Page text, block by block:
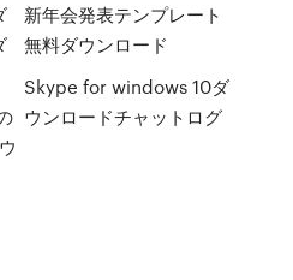
新年会発表テンプレート
無料ダウンロード
Skype for windows 10ダ
ウンロードチャットログ